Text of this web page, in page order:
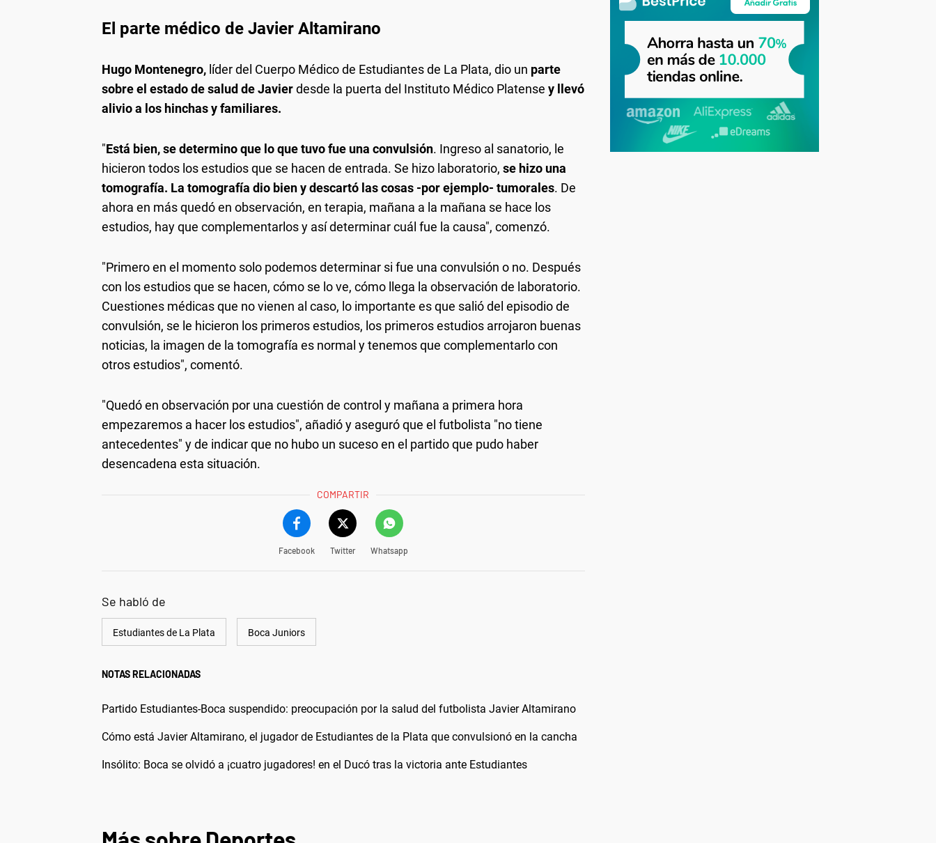
El parte médico de Javier Altamirano
Hugo Montenegro, líder del Cuerpo Médico de Estudiantes de La Plata, dio un parte
sobre el estado de salud de Javierdesde la puerta del Instituto Médico Platense y llevó
alivio a los hinchas y familiares.
"Está bien, se determino que lo que tuvo fue una convulsión. Ingreso al sanatorio, le
hicieron todos los estudios que se hacen de entrada. Se hizo laboratorio, se hizo una
tomografía. La tomografía dio bien y descartó las cosas -por ejemplo- tumorales. De
ahora en más quedó en observación, en terapia, mañana a la mañana se hace los
estudios, hay que complementarlos y así determinar cuál fue la causa", comenzó.
"Primero en el momento solo podemos determinar si fue una convulsión o no. Después
con los estudios que se hacen, cómo se lo ve, cómo llega la observación de laboratorio.
Cuestiones médicas que no vienen al caso, lo importante es que salió del episodio de
convulsión, se le hicieron los primeros estudios, los primeros estudios arrojaron buenas
noticias, la imagen de la tomografía es normal y tenemos que complementarlo con
otros estudios", comentó.
"Quedó en observación por una cuestión de control y mañana a primera hora
empezaremos a hacer los estudios", añadió y aseguró que el futbolista "no tiene
antecedentes" y de indicar que no hubo un suceso en el partido que pudo haber
desencadena esta situación.
COMPARTIR
Facebook Twitter Whatsapp
Se habló de
Estudiantes de La Plata Boca Juniors
NOTAS RELACIONADAS
Partido Estudiantes-Boca suspendido: preocupación por la salud del futbolista Javier Altamirano
Cómo está Javier Altamirano, el jugador de Estudiantes de la Plata que convulsionó en la cancha
Insólito: Boca se olvidó a ¡cuatro jugadores! en el Ducó tras la victoria ante Estudiantes